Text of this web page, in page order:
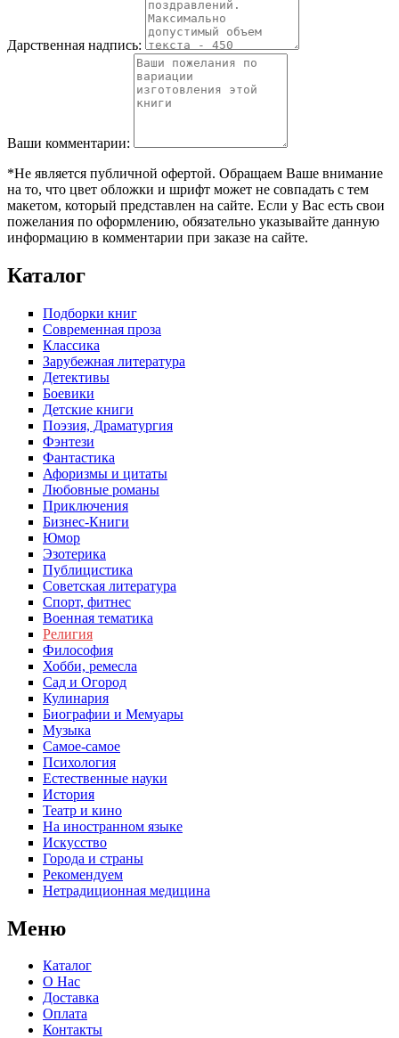
Дарственная надпись:
Ваши комментарии:
*Не является публичной офертой. Обращаем Ваше внимание
на то, что цвет обложки и шрифт может не совпадать с тем
макетом, который представлен на сайте. Если у Вас есть свои
пожелания по оформлению, обязательно указывайте данную
информацию в комментарии при заказе на сайте.
Каталог
Подборки книг
Современная проза
Классика
Зарубежная литература
Детективы
Боевики
Детские книги
Поэзия, Драматургия
Фэнтези
Фантастика
Афоризмы и цитаты
Любовные романы
Приключения
Бизнес-Книги
Юмор
Эзотерика
Публицистика
Советская литература
Спорт, фитнес
Военная тематика
Религия
Философия
Хобби, ремесла
Сад и Огород
Кулинария
Биографии и Мемуары
Музыка
Самое-самое
Психология
Естественные науки
История
Театр и кино
На иностранном языке
Искусство
Города и страны
Рекомендуем
Нетрадиционная медицина
Меню
Каталог
О Нас
Доставка
Оплата
Контакты